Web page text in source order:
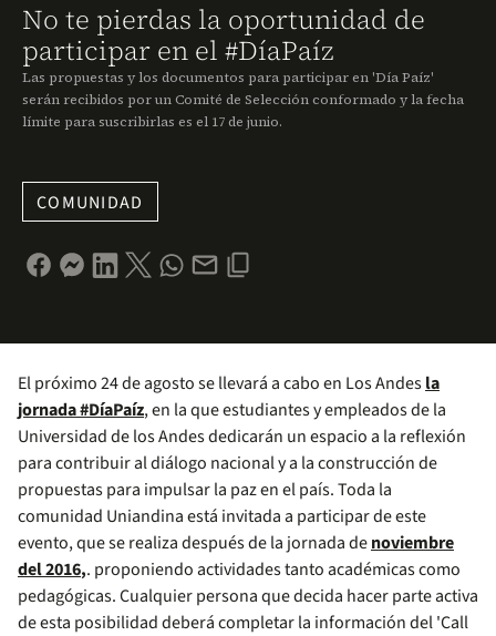
No te pierdas la oportunidad de
participar en el #DíaPaíz
Las propuestas y los documentos para participar en 'Día Paíz'
serán recibidos por un Comité de Selección conformado y la fecha
límite para suscribirlas es el ​17 de junio.
COMUNIDAD
El próximo 24 de agosto se llevará a cabo en Los Andesla
jornada #DíaPaíz, en la que estudiantes y empleados de la
Universidad de los Andes dedicarán un espacio a la reflexión
para contribuir al diálogo nacional y a la construcción de
propuestas para impulsar la paz en el país. Toda la
comunidad Uniandina está invitada a participar de este
evento, que se realiza después de la jornada denoviembre
del 2016,. proponiendo actividades tanto académicas como
pedagógicas. Cualquier persona que decida hacer parte activa
de esta posibilidad deberá completar la información del 'Call